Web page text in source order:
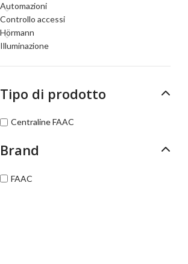
Automazioni
Controllo accessi
Hörmann
Illuminazione
Tipo di prodotto
Centraline FAAC
Brand
FAAC